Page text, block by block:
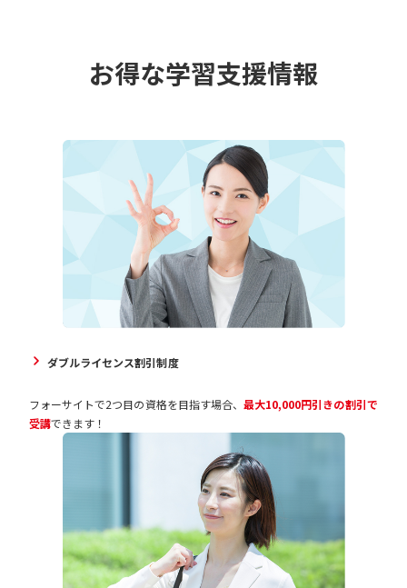
お得な学習支援情報
ダブルライセンス割引制度
フォーサイトで2つ目の資格を目指す場合、 最大10,000円引きの割引で
受講できます！